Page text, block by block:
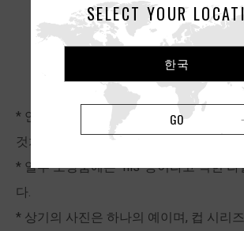
컵 모방품의 특징
* 언뜻 보아서는 구분하기 쉽지 않지만, 사
것처럼 여러 곳에서 오타를 찾을 수 있습
* 일부 모방품에는 “nls”등이라고 적힌 라
다.
* 상기의 사진은 하나의 예이며, 컵 시리
SELECT YOUR
한국
GO